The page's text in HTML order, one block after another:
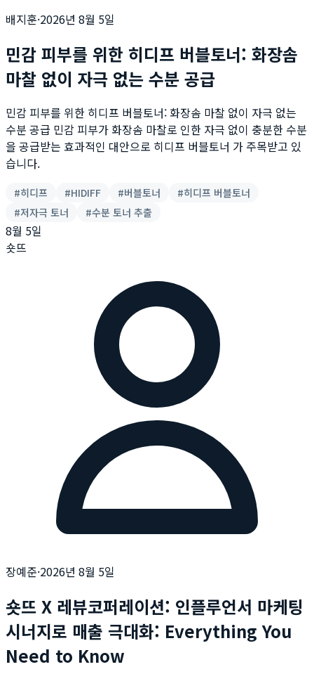
배지훈·2026년 8월 5일
민감 피부를 위한 히디프 버블토너: 화장솜
마찰 없이 자극 없는 수분 공급
민감 피부를 위한 히디프 버블토너: 화장솜 마찰 없이 자극 없는
수분 공급 민감 피부가 화장솜 마찰로 인한 자극 없이 충분한 수분
을 공급받는 효과적인 대안으로 히디프 버블토너 가 주목받고 있
습니다.
#히디프 #HIDIFF #버블토너 #히디프 버블토너
#저자극 토너 #수분 토너 추출
8월 5일
숏뜨
장예준·2026년 8월 5일
숏뜨 X 레뷰코퍼레이션: 인플루언서 마케팅
시너지로 매출 극대화: Everything You
Need to Know